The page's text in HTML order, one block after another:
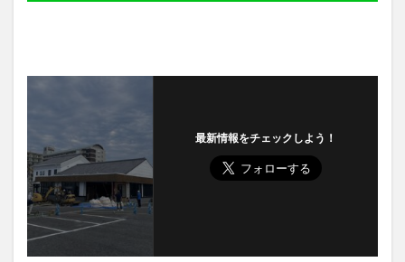
最新情報をチェックしよう！